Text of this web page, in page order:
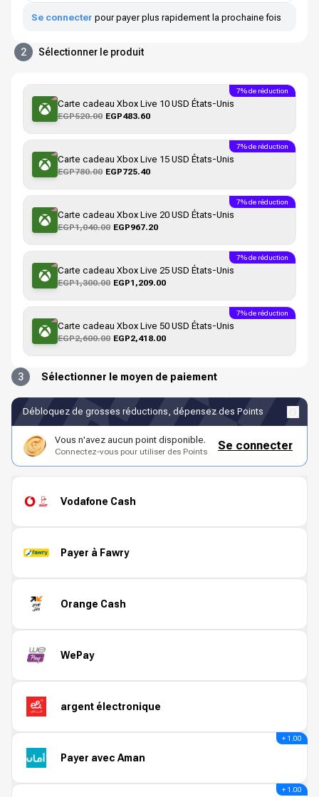
Se connecter pour payer plus rapidement la prochaine fois
2 Sélectionner le produit
Carte cadeau Xbox Live 10 USD États-Unis
EGP520.00 EGP483.60
7% de réduction
Carte cadeau Xbox Live 15 USD États-Unis
EGP780.00 EGP725.40
7% de réduction
Carte cadeau Xbox Live 20 USD États-Unis
EGP1,040.00 EGP967.20
7% de réduction
Carte cadeau Xbox Live 25 USD États-Unis
EGP1,300.00 EGP1,209.00
7% de réduction
Carte cadeau Xbox Live 50 USD États-Unis
EGP2,600.00 EGP2,418.00
7% de réduction
3 Sélectionner le moyen de paiement
Débloquez de grosses réductions, dépensez des Points
Vous n'avez aucun point disponible.
Connectez-vous pour utiliser des Points Se connecter
Vodafone Cash
Payer à Fawry
Orange Cash
WePay
argent électronique
Payer avec Aman
+ 1.00
+ 1.00